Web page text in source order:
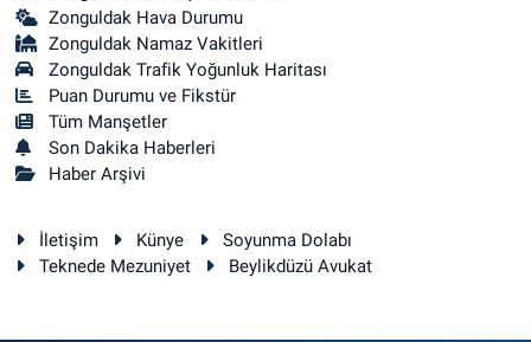
Zonguldak Hava Durumu
Zonguldak Namaz Vakitleri
Zonguldak Trafik Yoğunluk Haritası
Puan Durumu ve Fikstür
Tüm Manşetler
Son Dakika Haberleri
Haber Arşivi
İletişim Künye
Soyunma Dolabı
Teknede Mezuniyet
Beylikdüzü Avukat